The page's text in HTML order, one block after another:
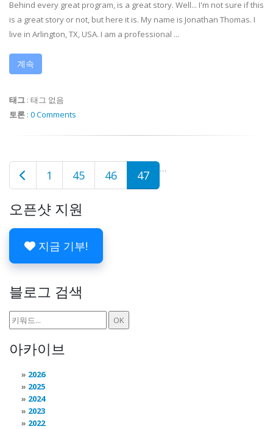
Behind every great program, is a great story. Well... I'm not sure if this
is a great story or not, but here it is. My name is Jonathan Thomas. I
live in Arlington, TX, USA. I am a professional ...
계속
태그 : 태그 없음
토론 : 0 Comments
1 …
45 46 47
오픈샷 지원
지금 기부!
블로그 검색
아카이브
2026
2025
2024
2023
2022